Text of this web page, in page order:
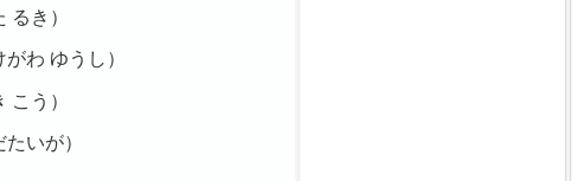
き）
わ ゆうし）
う）
いが）